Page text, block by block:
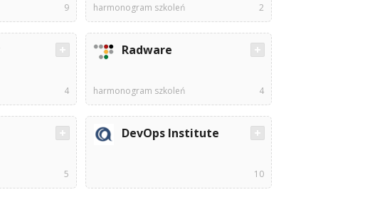
9 harmonogram szkoleń 2
4
Radware
harmonogram szkoleń 4
5
DevOps Institute
10